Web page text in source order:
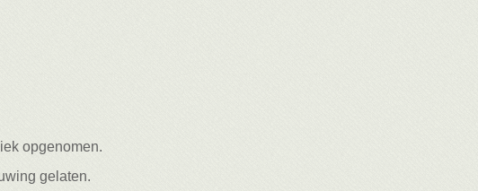
opgenomen.
gelaten.